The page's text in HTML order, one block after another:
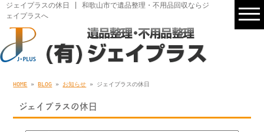
ジェイプラスの休日 | 和歌山市で遺品整理・不用品回収ならジ
ェイプラスへ
HOME »BLOG » お知らせ » ジェイプラスの休日
ジェイプラスの休日